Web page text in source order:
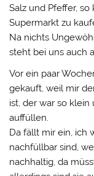
Salz und Pfeffer,
Supermarkt zu
Na nichts
steht bei uns auch
Vor ein paar
gekauft, weil mir
ist, der war so
auffüllen.
Da fällt mir ein, ich
nachfüllbar sind,
nachhaltig, da